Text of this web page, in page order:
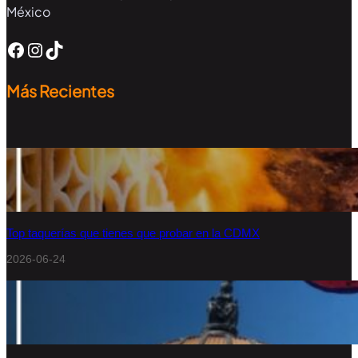
México
Más Recientes
Top taquerías que tienes que probar en la CDMX
2026-06-24